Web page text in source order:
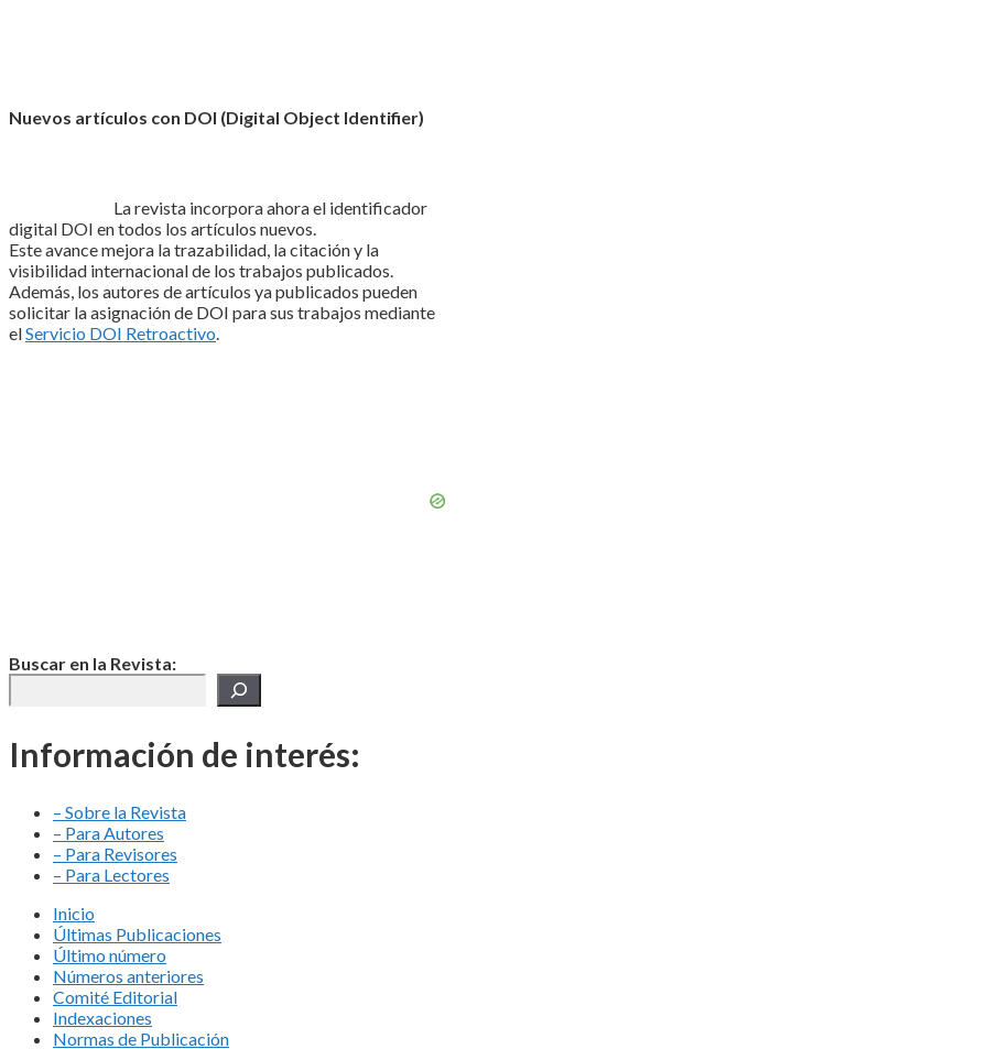
Nuevos artículos con DOI (Digital Object Identifier)
La revista incorpora ahora el identificador
digital DOI en todos los artículos nuevos.
Este avance mejora la trazabilidad, la citación y la
visibilidad internacional de los trabajos publicados.
Además, los autores de artículos ya publicados pueden
solicitar la asignación de DOI para sus trabajos mediante
elServicio DOI Retroactivo.
Buscar en la Revista:
Información de interés:
– Sobre la Revista
– Para Autores
– Para Revisores
– Para Lectores
Inicio
Últimas Publicaciones
Último número
Números anteriores
Comité Editorial
Indexaciones
Normas de Publicación